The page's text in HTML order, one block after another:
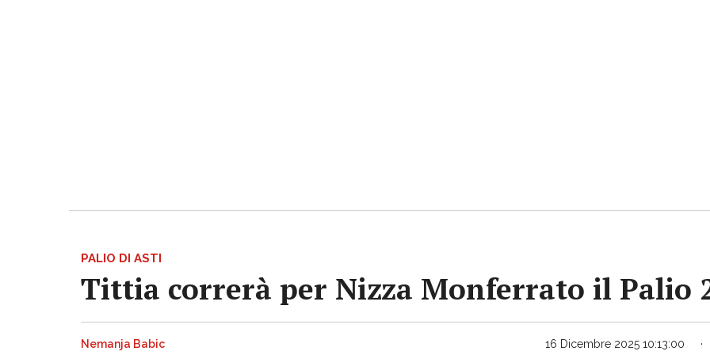
PALIO DI ASTI
Tittia correrà per Nizza Monferrato il Palio
Nemanja Babic 16 Dicembre 2025 10:13:00